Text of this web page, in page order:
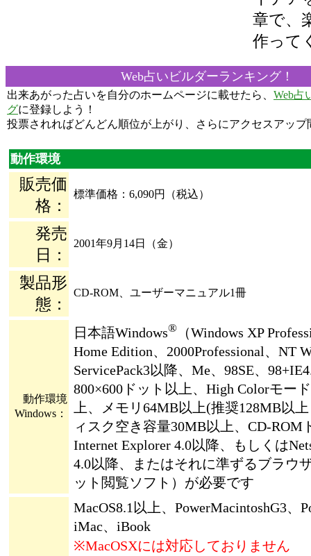
章で、
作って
Web占いビルダーランキング！
出来あがった占いを自分のホームページに載せたら、 Web占
グに登録しよう！
投票されればどんどん順位が上がり、さらにアクセスアップ
動作環境
販売価
格：
標準価格：6,090円（税込）
発売
日：
2001年9月14日（金）
製品形
態：
CD-ROM、ユーザーマニュアル1冊
動作環境
Windows：
日本語Windows® （Windows XP
Home Edition、2000Professional、NT
ServicePack3以降、Me、98SE、
800×600ドット以上、High Colorモー
上、メモリ64MB以上(推奨128MB以
ィスク空き容量30MB以上、CD-ROM
Internet Explorer 4.0以降、もしくは
4.0以降、またはそれに準ずるブラウ
ット閲覧ソフト）が必要です
MacOS8.1以上、PowerMacintoshG3、
iMac、iBook
※MacOSXには対応しておりません